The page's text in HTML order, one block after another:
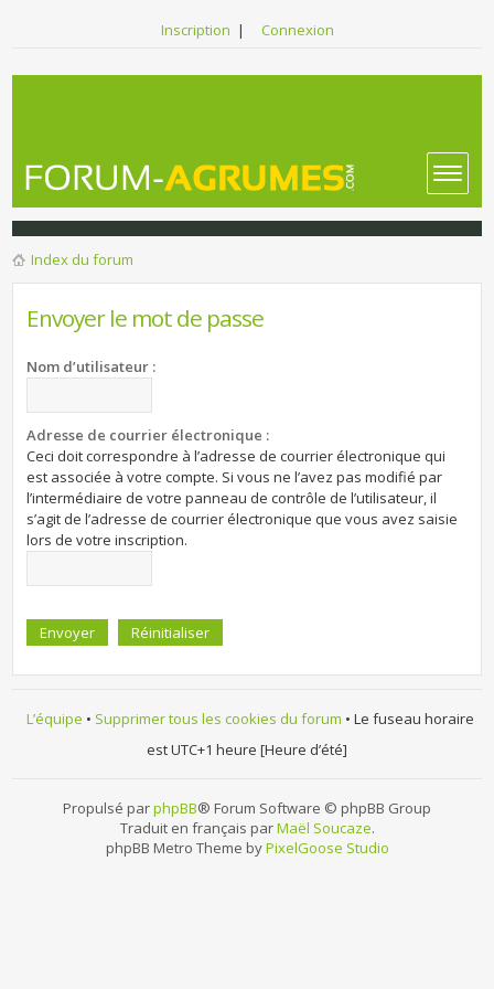
Inscription | Connexion
Index du forum
Envoyer le mot de passe
Nom d’utilisateur :
Adresse de courrier électronique :
Ceci doit correspondre à l’adresse de courrier électronique qui
est associée à votre compte. Si vous ne l’avez pas modifié par
l’intermédiaire de votre panneau de contrôle de l’utilisateur, il
s’agit de l’adresse de courrier électronique que vous avez saisie
lors de votre inscription.
L’équipe • Supprimer tous les cookies du forum • Le fuseau horaire
est UTC+1 heure [Heure d’été]
Propulsé parphpBB® Forum Software © phpBB Group
Traduit en français parMaël Soucaze.
phpBB Metro Theme byPixelGoose Studio